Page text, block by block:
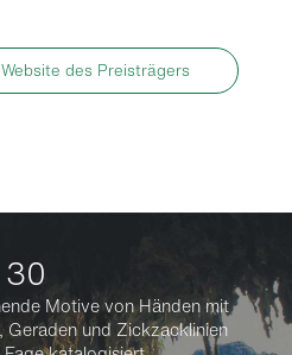
des Preisträgers
30
Motive von Händen mit
Geraden und Zickzacklinien